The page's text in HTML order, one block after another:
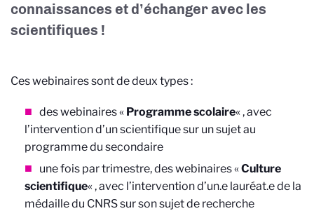
connaissances et d’échanger avec les
scientifiques !
Ces webinaires sont de deux types :
des webinaires « Programme scolaire« , avec
l’intervention d’un scientifique sur un sujet au
programme du secondaire
une fois par trimestre, des webinaires «Culture
scientifique« , avec l’intervention d’un.e lauréat.e de la
médaille du CNRS sur son sujet de recherche